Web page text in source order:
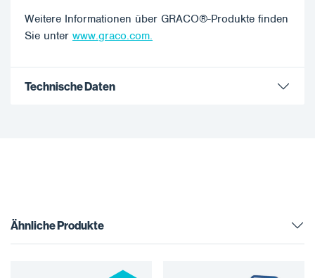
Weitere Informationen über GRACO®-Produkte finden
Sie unter www.graco.com.
Technische Daten
Ähnliche Produkte